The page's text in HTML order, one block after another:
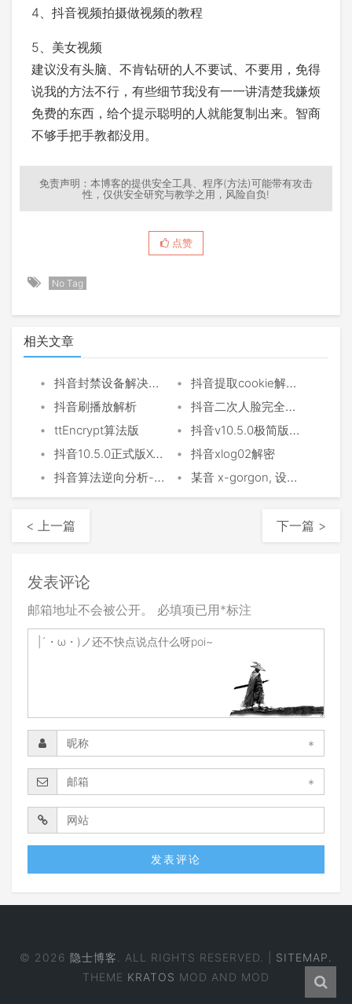
4、抖音视频拍摄做视频的教程
5、美女视频
建议没有头脑、不肯钻研的人不要试、不要用，免得
说我的方法不行，有些细节我没有一一讲清楚我嫌烦
免费的东西，给个提示聪明的人就能复制出来。智商
不够手把手教都没用。
免责声明：本博客的提供安全工具、程序(方法)可能带有攻击
性，仅供安全研究与教学之用，风险自负!
点赞
No Tag
相关文章
• 抖音封禁设备解决方案 • 抖音提取cookie解密函数
• 抖音刷播放解析 • 抖音二次人脸完全解决
• ttEncrypt算法版 • 抖音v10.5.0极简版as,cp,mas算法
• 抖音10.5.0正式版X-Gorgon,X-Khronos • 抖音xlog02解密
• 抖音算法逆向分析-仅供学习使用 • 某音 x-gorgon, 设备注册tc, 私信imapi, xlog 等各个版本协议破解探讨
< 上一篇 下一篇 >
发表评论
邮箱地址不会被公开。 必填项已用*标注
*
*
© 2026 隐士博客 . ALL RIGHTS RESERVED. | SITEMAP.
THEME KRATOS MOD AND MOD